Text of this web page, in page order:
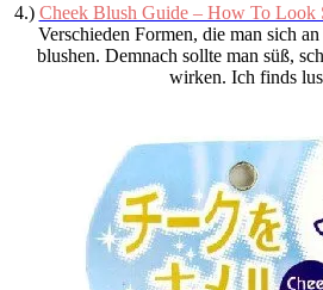
4.) Cheek Blush Guide – How To
Verschieden Formen, die man sich
blushen. Demnach sollte man süß,
wirken. Ich finds